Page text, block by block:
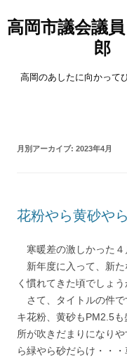
高岡市議会議
郎
高岡のあしたに向かって
月別アーカイブ: 2023年4月
花粉やら黄砂や
寒暖差の激しかった４
新年度に入って、新た
く慣れてきた頃でしょう
さて、タイトルの件で
キ花粉、黄砂もPM2.5
所が吹きだまりになり
ら緑やら砂だらけ・・